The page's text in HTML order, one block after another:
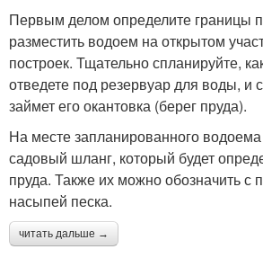
Первым делом определите границы
разместить водоем на открытом
построек. Тщательно спланируйте,
отведете под резервуар для воды, и
займет его окантовка (берег пруда).
На месте запланированного
садовый шланг, который будет
пруда. Также их можно обозначить
насыпей песка.
читать дальше →